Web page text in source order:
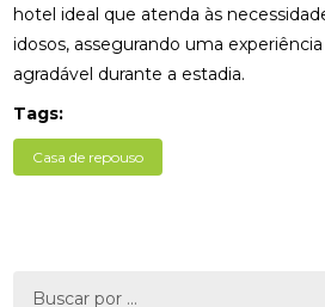
hotel ideal que atenda às
idosos, assegurando uma
agradável durante a estadia.
Tags:
Casa de repouso